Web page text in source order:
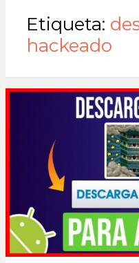
Etiqueta:
hackeado